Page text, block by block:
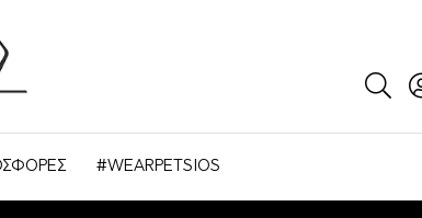
#WEARPETSIOS